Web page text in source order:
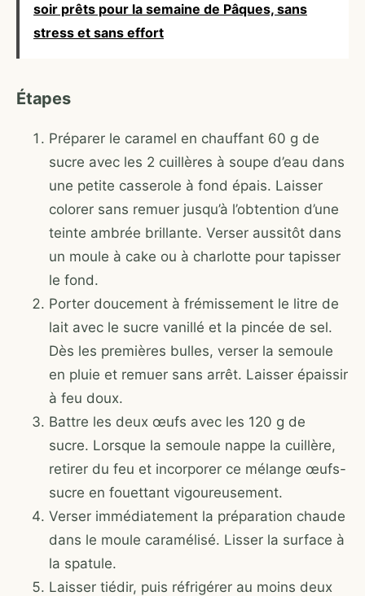
soir prêts pour la semaine de Pâques, sans
stress et sans effort
Étapes
Préparer le caramel en chauffant 60 g de
sucre avec les 2 cuillères à soupe d’eau dans
une petite casserole à fond épais. Laisser
colorer sans remuer jusqu’à l’obtention d’une
teinte ambrée brillante. Verser aussitôt dans
un moule à cake ou à charlotte pour tapisser
le fond.
Porter doucement à frémissement le litre de
lait avec le sucre vanillé et la pincée de sel.
Dès les premières bulles, verser la semoule
en pluie et remuer sans arrêt. Laisser épaissir
à feu doux.
Battre les deux œufs avec les 120 g de
sucre. Lorsque la semoule nappe la cuillère,
retirer du feu et incorporer ce mélange œufs-
sucre en fouettant vigoureusement.
Verser immédiatement la préparation chaude
dans le moule caramélisé. Lisser la surface à
la spatule.
Laisser tiédir, puis réfrigérer au moins deux